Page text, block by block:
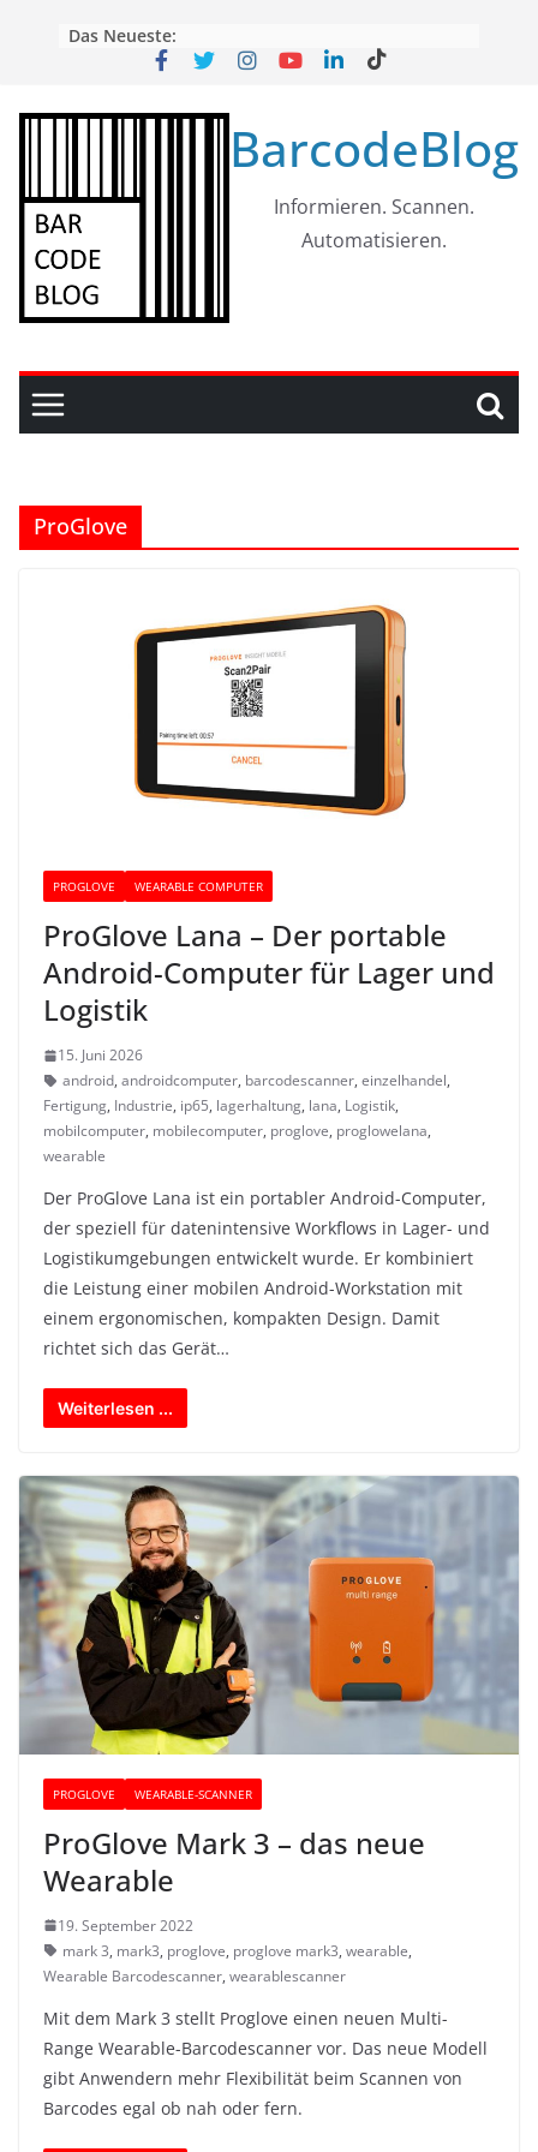
Das Neueste:
BarcodeBlog
Informieren. Scannen.
Automatisieren.
ProGlove
PROGLOVE WEARABLE COMPUTER
ProGlove Lana – Der portable
Android-Computer für Lager und
Logistik
15. Juni 2026
android, androidcomputer, barcodescanner, einzelhandel,
Fertigung, Industrie, ip65, lagerhaltung, lana, Logistik,
mobilcomputer, mobilecomputer, proglove, proglowelana,
wearable
Der ProGlove Lana ist ein portabler Android-Computer,
der speziell für datenintensive Workflows in Lager- und
Logistikumgebungen entwickelt wurde. Er kombiniert
die Leistung einer mobilen Android-Workstation mit
einem ergonomischen, kompakten Design. Damit
richtet sich das Gerät…
Weiterlesen ...
PROGLOVE WEARABLE-SCANNER
ProGlove Mark 3 – das neue
Wearable
19. September 2022
mark 3, mark3, proglove, proglove mark3, wearable,
Wearable Barcodescanner, wearablescanner
Mit dem Mark 3 stellt Proglove einen neuen Multi-
Range Wearable-Barcodescanner vor. Das neue Modell
gibt Anwendern mehr Flexibilität beim Scannen von
Barcodes egal ob nah oder fern.